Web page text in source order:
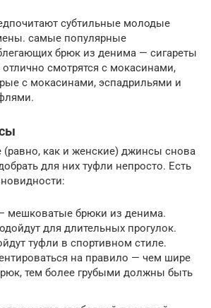
субтильные молодые
самые популярные
брюк из денима — сигареты
смотрятся с мокасинами,
с мокасинами, эспадрильями и
как и женские) джинсы снова
для них туфли непросто. Есть
мешковатые брюки из денима.
для длительных прогулок.
туфли в спортивном стиле.
на правило — чем шире
тем более грубыми должны быть